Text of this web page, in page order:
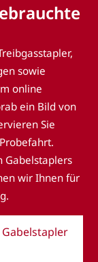
sowie
online
ein Bild von
Sie
Gabelstaplers
wir Ihnen für